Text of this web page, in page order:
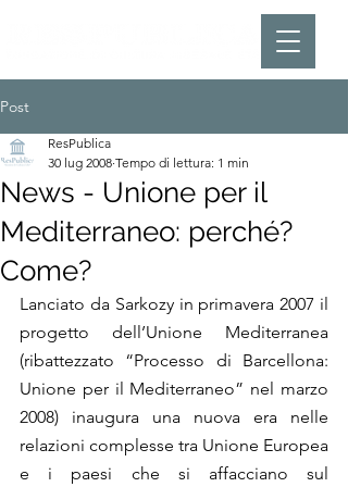
Post
News - Unione per il
Mediterraneo: perché?
Come?
ResPublica
30 lug 2008 Tempo di lettura: 1 min
Lanciato da Sarkozy in primavera 2007 il
progetto dell’Unione Mediterranea
(ribattezzato “Processo di Barcellona:
Unione per il Mediterraneo” nel marzo
2008) inaugura una nuova era nelle
relazioni complesse tra Unione Europea
e i paesi che si affacciano sul